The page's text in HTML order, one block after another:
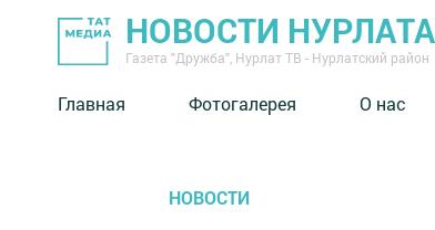
НОВОСТИ НУРЛАТА
Газета "Дружба", Нурлат ТВ - Нурлатский район
Главная Фотогалерея О нас
НОВОСТИ